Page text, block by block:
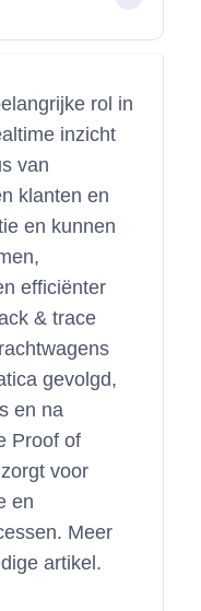
rol in
inzicht
van
klanten en
en kunnen
efficiënter
& trace
gevolgd,
en na
Proof of
voor
en
Meer
artikel.